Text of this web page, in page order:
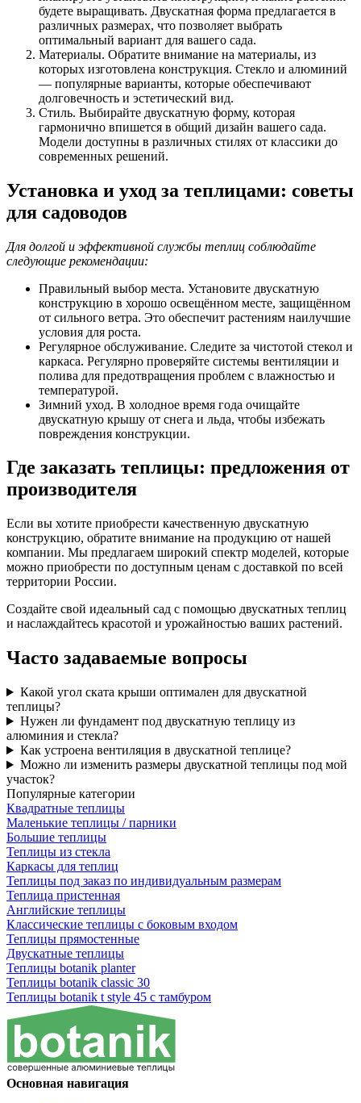
будете выращивать. Двускатная форма предлагается в
различных размерах, что позволяет выбрать
оптимальный вариант для вашего сада.
Материалы. Обратите внимание на материалы, из
которых изготовлена конструкция. Стекло и алюминий
— популярные варианты, которые обеспечивают
долговечность и эстетический вид.
Стиль. Выбирайте двускатную форму, которая
гармонично впишется в общий дизайн вашего сада.
Модели доступны в различных стилях от классики до
современных решений.
Установка и уход за теплицами: советы
для садоводов
Для долгой и эффективной службы теплиц соблюдайте
следующие рекомендации:
Правильный выбор места. Установите двускатную
конструкцию в хорошо освещённом месте, защищённом
от сильного ветра. Это обеспечит растениям наилучшие
условия для роста.
Регулярное обслуживание. Следите за чистотой стекол и
каркаса. Регулярно проверяйте системы вентиляции и
полива для предотвращения проблем с влажностью и
температурой.
Зимний уход. В холодное время года очищайте
двускатную крышу от снега и льда, чтобы избежать
повреждения конструкции.
Где заказать теплицы: предложения от
производителя
Если вы хотите приобрести качественную двускатную
конструкцию, обратите внимание на продукцию от нашей
компании. Мы предлагаем широкий спектр моделей, которые
можно приобрести по доступным ценам с доставкой по всей
территории России.
Создайте свой идеальный сад с помощью двускатных теплиц
и наслаждайтесь красотой и урожайностью ваших растений.
Часто задаваемые вопросы
Какой угол ската крыши оптимален для двускатной
теплицы?
Нужен ли фундамент под двускатную теплицу из
алюминия и стекла?
Как устроена вентиляция в двускатной теплице?
Можно ли изменить размеры двускатной теплицы под мой
участок?
Популярные категории
Квадратные теплицы
Маленькие теплицы / парники
Большие теплицы
Теплицы из стекла
Каркасы для теплиц
Теплицы под заказ по индивидуальным размерам
Теплица пристенная
Английские теплицы
Классические теплицы с боковым входом
Теплицы прямостенные
Двускатные теплицы
Теплицы botanik planter
Теплицы botanik classic 30
Теплицы botanik t style 45 с тамбуром
Основная навигация